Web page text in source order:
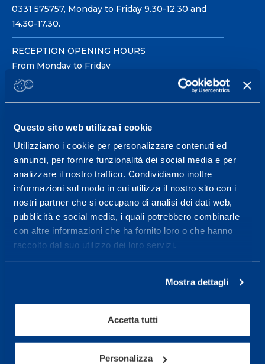
Questo sito web utilizza i cookie
Utilizziamo i cookie per personalizzare contenuti ed
annunci, per fornire funzionalità dei social media e per
analizzare il nostro traffico. Condividiamo inoltre
informazioni sul modo in cui utilizza il nostro sito con i
nostri partner che si occupano di analisi dei dati web,
pubblicità e social media, i quali potrebbero combinarle
con altre informazioni che ha fornito loro o che hanno
raccolto dal suo utilizzo dei loro servizi.
Mostra dettagli
Accetta tutti
Personalizza
0331 575757, Monday to Friday 9.30-12.30 and
14.30-17.30.
RECEPTION OPENING HOURS
From Monday to Friday
08.30 - 18.30
Service center for high
performance and well-
being.
More informations
Services
Sport